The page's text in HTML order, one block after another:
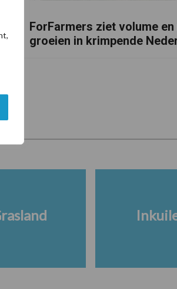
ForFarmers ziet volume
groeien in krimpende